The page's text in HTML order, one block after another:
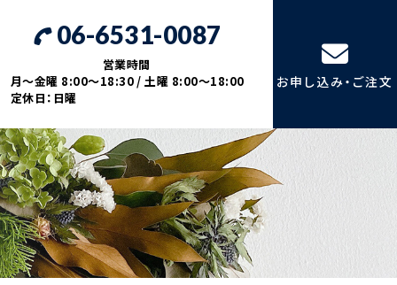
06-6531-0087
営業時間
月～金曜 8:00～18:30 / 土曜 8:00～18:00
定休日：日曜
お申し込み・ご注文